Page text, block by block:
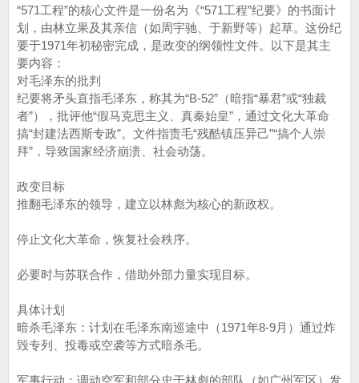
“571工程”的核心文件是一份名为《“571工程”纪要》的书面计
划，由林立果及其亲信（如周宇驰、于新野等）起草。这份纪
要于1971年初秘密完成，是政变的纲领性文件。以下是其主
要内容：
对毛泽东的批判
纪要将矛头直指毛泽东，称其为“B-52”（暗指“暴君”或“独裁
者”），批评他“假马克思主义、真秦始皇”，通过文化大革命
搞“封建法西斯专政”。文件指责毛“残酷镇压异己”“搞个人崇
拜”，导致国家经济崩溃、社会动荡。
政变目标
推翻毛泽东的领导，建立以林彪为核心的新政权。
停止文化大革命，恢复社会秩序。
必要时与苏联合作，借助外部力量实现目标。
具体计划
暗杀毛泽东：计划在毛泽东南巡途中（1971年8-9月）通过炸
毁专列、投毒或空袭等方式暗杀毛。
军事行动：调动空军和部分忠于林彪的部队（如广州军区）发